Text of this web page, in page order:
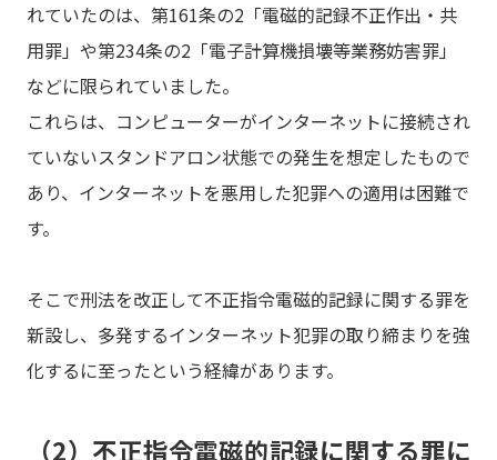
れていたのは、第161条の2「電磁的記録不正作出・共
用罪」や第234条の2「電子計算機損壊等業務妨害罪」
などに限られていました。
これらは、コンピューターがインターネットに接続され
ていないスタンドアロン状態での発生を想定したもので
あり、インターネットを悪用した犯罪への適用は困難で
す。
そこで刑法を改正して不正指令電磁的記録に関する罪を
新設し、多発するインターネット犯罪の取り締まりを強
化するに至ったという経緯があります。
（2）不正指令電磁的記録に関する罪に